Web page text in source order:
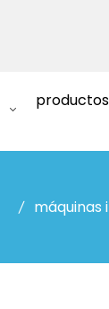
productos
máquinas